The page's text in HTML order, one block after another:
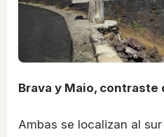
Brava y Maio, contraste
Ambas se localizan al